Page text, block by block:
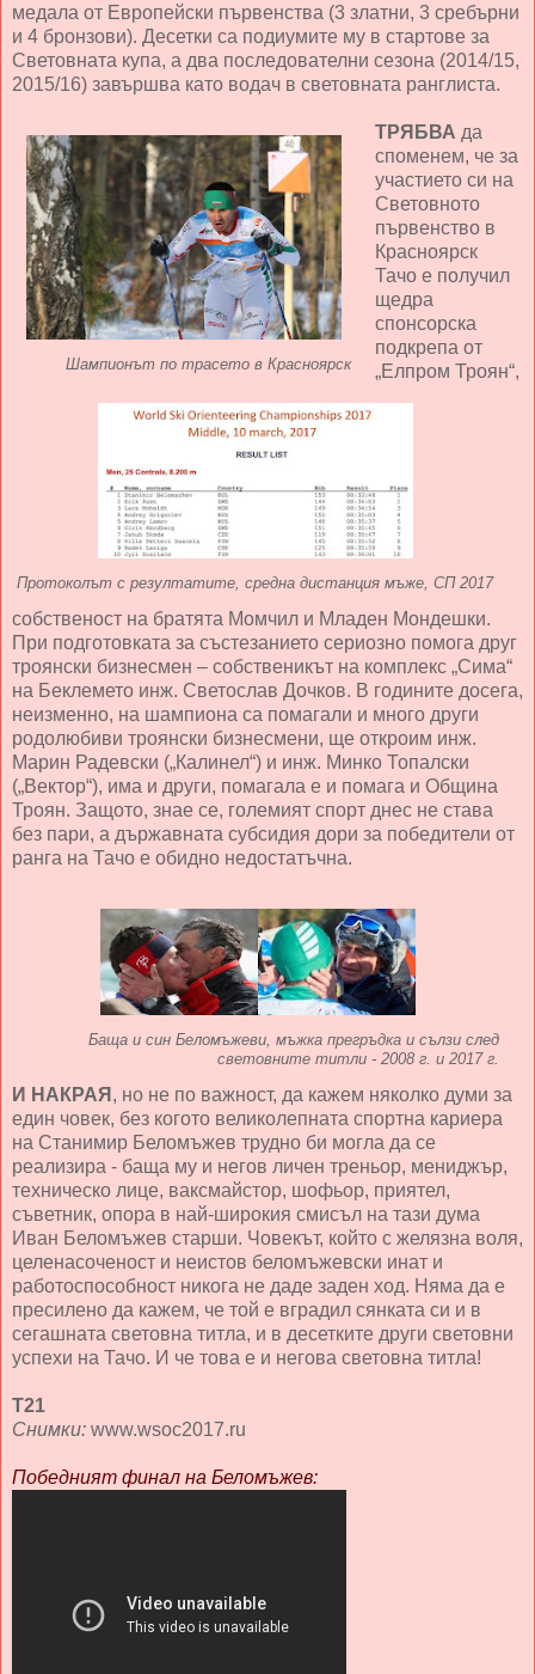
медала от Европейски първенства (3 златни, 3 сребърни
и 4 бронзови). Десетки са подиумите му в стартове за
Световната купа, а два последователни сезона (2014/15,
2015/16) завършва като водач в световната ранглиста.
Шампионът по трасето в Красноярск
Протоколът с резултатите, средна дистанция мъже, СП 2017
ТРЯБВА да
споменем, че за
участието си на
Световното
първенство в
Красноярск
Тачо е получил
щедра
спонсорска
подкрепа от
„Елпром Троян“,
собственост на братята Момчил и Младен Мондешки.
При подготовката за състезанието сериозно помога друг
троянски бизнесмен – собственикът на комплекс „Сима“
на Беклемето инж. Светослав Дочков. В годините досега,
неизменно, на шампиона са помагали и много други
родолюбиви троянски бизнесмени, ще откроим инж.
Марин Радевски („Калинел“) и инж. Минко Топалски
(„Вектор“), има и други, помагала е и помага и Община
Троян. Защото, знае се, големият спорт днес не става
без пари, а държавната субсидия дори за победители от
ранга на Тачо е обидно недостатъчна.
Баща и син Беломъжеви, мъжка прегръдка и сълзи след
световните титли - 2008 г. и 2017 г.
И НАКРАЯ , но не по важност, да кажем няколко думи за
един човек, без когото великолепната спортна кариера
на Станимир Беломъжев трудно би могла да се
реализира - баща му и негов личен треньор, мениджър,
техническо лице, ваксмайстор, шофьор, приятел,
съветник, опора в най-широкия смисъл на тази дума
Иван Беломъжев старши. Човекът, който с желязна воля,
целенасоченост и неистов беломъжевски инат и
работоспособност никога не даде заден ход. Няма да е
пресилено да кажем, че той е вградил сянката си и в
сегашната световна титла, и в десетките други световни
успехи на Тачо. И че това е и негова световна титла!
Т21
Снимки: www.wsoc2017.ru
Победният финал на Беломъжев: